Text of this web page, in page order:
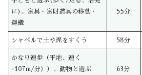
に)、家具・家財道具の移動・
運搬
55分
シャベルで土や泥をすくう 58分
かなり速歩（平地、速く
=107m/分））、動物と遊ぶ
63分